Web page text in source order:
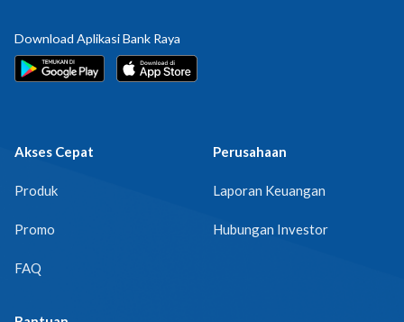
Download Aplikasi Bank Raya
Akses Cepat
Produk
Promo
FAQ
Perusahaan
Laporan Keuangan
Hubungan Investor